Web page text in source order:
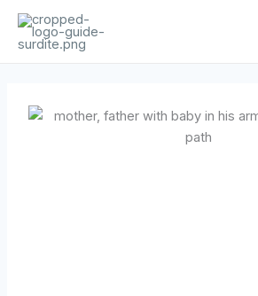
Aller
contenu